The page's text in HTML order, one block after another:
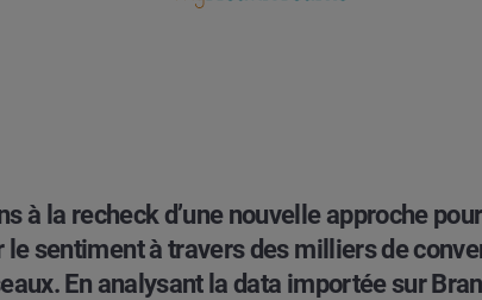
à la recheck d’une nouvelle approche
le sentiment à travers des milliers de
En analysant la data importée sur